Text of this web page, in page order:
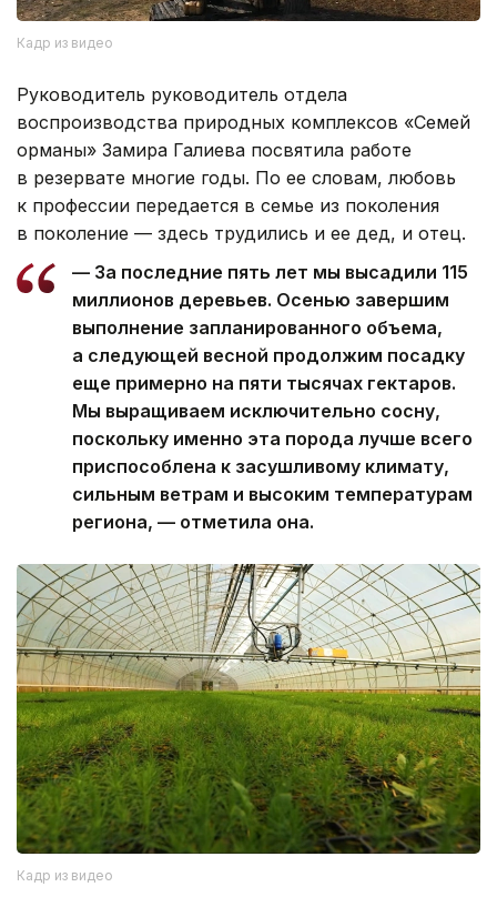
Кадр из видео
Руководитель руководитель отдела
воспроизводства природных комплексов «Семей
орманы» Замира Галиева посвятила работе
в резервате многие годы. По ее словам, любовь
к профессии передается в семье из поколения
в поколение — здесь трудились и ее дед, и отец.
— За последние пять лет мы высадили 115
миллионов деревьев. Осенью завершим
выполнение запланированного объема,
а следующей весной продолжим посадку
еще примерно на пяти тысячах гектаров.
Мы выращиваем исключительно сосну,
поскольку именно эта порода лучше всего
приспособлена к засушливому климату,
сильным ветрам и высоким температурам
региона, — отметила она.
Кадр из видео